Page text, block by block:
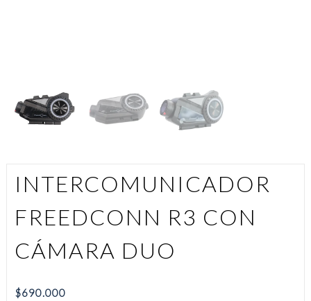
INTERCOMUNICADOR
FREEDCONN R3 CON
CÁMARA DUO
$690.000